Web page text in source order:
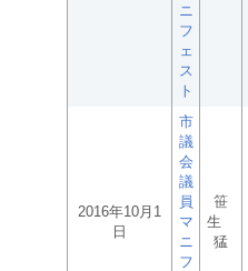
ニ
フ
ェ
ス
ト
2016年10月1
日
市
議
会
議
員
マ
ニ
フ
笹
生
猛